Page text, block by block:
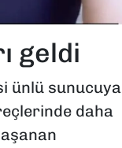
geldi
ünlü sunucuya
daha